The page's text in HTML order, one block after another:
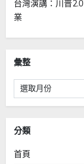
台灣演講：川普
業
彙整
彙
整
分類
首頁